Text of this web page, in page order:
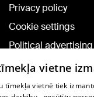
Privacy policy
Cookie settings
Political advertising
Cookie policy
Commenting terms
vietne
tīmekļa vietnē tiek